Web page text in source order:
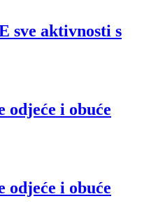
sve aktivnosti s
i obuće
i obuće